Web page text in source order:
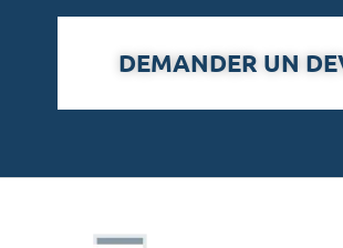
DEMANDER UN